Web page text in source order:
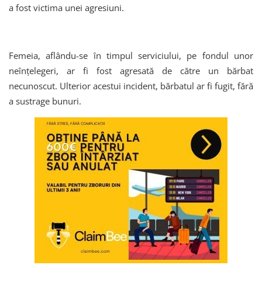
a fost victima unei agresiuni.
Femeia, aflându-se în timpul serviciului, pe fondul unor
neînţelegeri, ar fi fost agresată de către un bărbat
necunoscut. Ulterior acestui incident, bărbatul ar fi fugit, fără
a sustrage bunuri.